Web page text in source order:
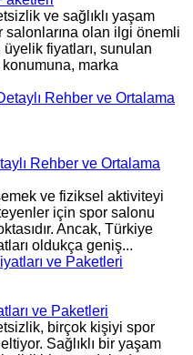
ve sağlıklı yaşam
salonlarına olan ilgi önemli
fiyatları, sunulan
marka
Rehber ve Ortalama
ve fiziksel aktiviteyi
için spor salonu
Ancak, Türkiye
oldukça geniş...
ve Paketleri
birçok kişiyi spor
Sağlıklı bir yaşam